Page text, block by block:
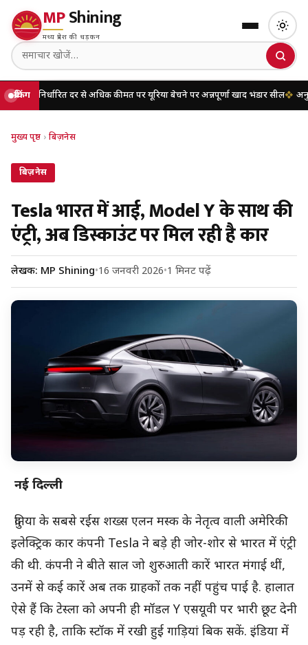
MPShining
मध्य प्रदेश की धड़कन
ब्रेकिंगदर से अधिक कीमत पर यूरिया बेचने पर अन्नपूर्णा खाद भंडार सील अनुसूचित जाति
मुख्य पृष्ठ › बिज़नेस
बिज़नेस
Tesla भारत में आई, Model Y के साथ की
एंट्री, अब डिस्काउंट पर मिल रही है कार
लेखक: MP Shining•16 जनवरी 2026•1 मिनट पढ़ें
नई दिल्ली
दुनिया के सबसे रईस शख्स एलन मस्क के नेतृत्व वाली अमेरिकी
इलेक्ट्रिक कार कंपनी Tesla ने बड़े ही जोर-शोर से भारत में एंट्री
की थी. कंपनी ने बीते साल जो शुरुआती कारें भारत मंगाई थीं,
उनमें से कई कारें अब तक ग्राहकों तक नहीं पहुंच पाई है. हालात
ऐसे हैं कि टेस्ला को अपनी ही मॉडल Y एसयूवी पर भारी छूट देनी
पड़ रही है, ताकि स्टॉक में रखी हुई गाड़ियां बिक सकें. इंडिया में